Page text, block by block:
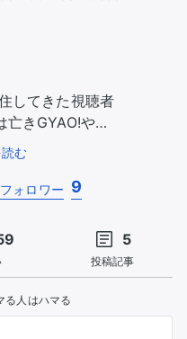
してきた視聴者
亡きGYAO!や
書いたものを思い出し
どです
のコンテンツだけが
は滅多に付けない主義
点があるものです、ま
む
フォロワー 9
5
投稿記事
る人はハマる